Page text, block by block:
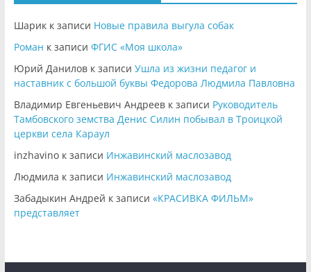
Шарикк записи Новые правила выгула собак
Роман к записи ФГИС «Моя школа»
Юрий Даниловк записи Ушла из жизни педагог и
наставник с большой буквы Федорова Людмила Павловна
Владимир Евгеньевич Андреевк записи Руководитель
Тамбовского земства Денис Силин побывал в Троицкой
церкви села Караул
inzhavinoк записи Инжавинский маслозавод
Людмила к записи Инжавинский маслозавод
Забадыкин Андрей к записи «КРАСИВКА ФИЛЬМ»
представляет